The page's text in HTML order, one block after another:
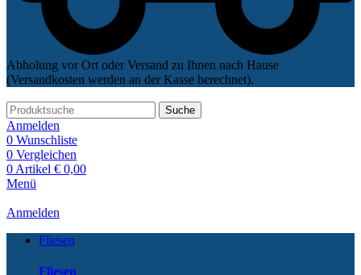
Abholung vor Ort oder Versand zu Ihnen nach Hause
(Versandkosten werden an der Kasse berechnet).
Suche
Anmelden
0 Wunschliste
0 Vergleichen
0 Artikel € 0,00
Menü
Anmelden
Fliesen
Fliesen